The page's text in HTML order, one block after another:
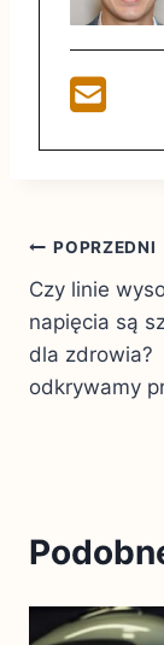
wpisu
POPRZEDNI
Czy linie
napięcia są
dla zdrowia?
odkrywamy